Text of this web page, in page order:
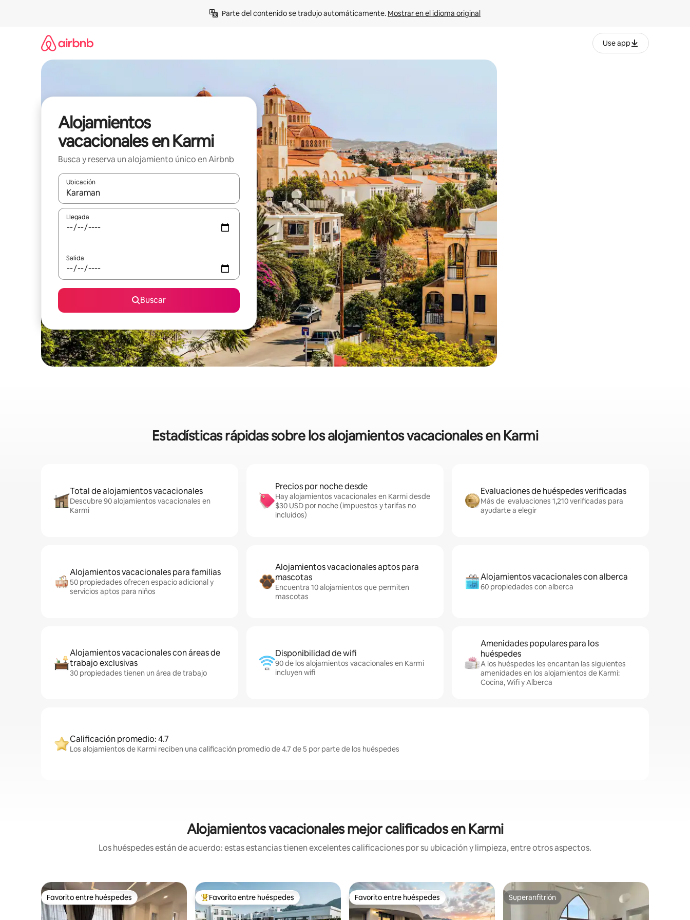
Parte del contenido se tradujo automáticamente. Mostrar en el idioma original
Use app
Alojamientos
vacacionales en Karmi
Busca y reserva un alojamiento único en Airbnb
Ubicación
Cuando los resultados estén disponibles, podrás navegar usando las teclas de las flechas hacia arriba y hacia abajo, o bien tocando y deslizando la pantalla.
Llegada
Salida
Buscar
Estadísticas rápidas sobre los alojamientos vacacionales en Karmi
Total de alojamientos vacacionales
Descubre 90 alojamientos vacacionales en
Karmi
Precios por noche desde
Hay alojamientos vacacionales en Karmi desde
$30 USD por noche (impuestos y tarifas no
incluidos)
Evaluaciones de huéspedes verificadas
Más de evaluaciones 1,210 verificadas para
ayudarte a elegir
Alojamientos vacacionales para familias
50 propiedades ofrecen espacio adicional y
servicios aptos para niños
Alojamientos vacacionales aptos para
mascotas
Encuentra 10 alojamientos que permiten
mascotas
Alojamientos vacacionales con alberca
60 propiedades con alberca
Alojamientos vacacionales con áreas de
trabajo exclusivas
30 propiedades tienen un área de trabajo
Disponibilidad de wifi
90 de los alojamientos vacacionales en Karmi
incluyen wifi
Amenidades populares para los
huéspedes
A los huéspedes les encantan las siguientes
amenidades en los alojamientos de Karmi:
Cocina, Wifi y Alberca
Calificación promedio: 4.7
Los alojamientos de Karmi reciben una calificación promedio de 4.7 de 5 por parte de los huéspedes
Alojamientos vacacionales mejor calificados en Karmi
Los huéspedes están de acuerdo: estas estancias tienen excelentes calificaciones por su ubicación y limpieza, entre otros aspectos.
Favorito entre huéspedes
Favorito entre huéspedes De los mejores en Favorito entre huéspedes
Favorito entre huéspedes Favorito entre huéspedes
Favorito entre huéspedes Superanfitrión
Superanfitrión